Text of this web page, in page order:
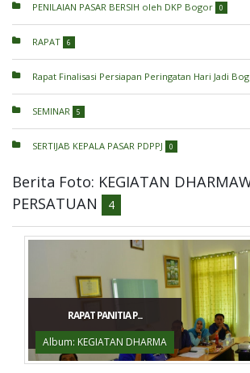
PENILAIAN PASAR BERSIH oleh DKP Bogor 0
RAPAT 6
Rapat Finalisasi Persiapan Peringatan Hari Jadi
SEMINAR 5
SERTIJAB KEPALA PASAR PDPPJ 0
Berita Foto: KEGIATAN
PERSATUAN
4
RAPAT PANITIA P...
Album: KEGIATAN DHARMA